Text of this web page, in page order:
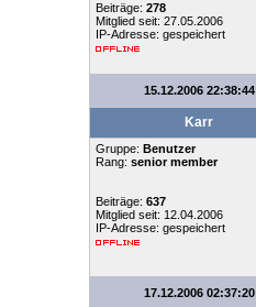
Beiträge: 278
Mitglied seit: 27.05.2006
IP-Adresse: gespeichert
15.12.2006 22:38:44
Karr
Gruppe: Benutzer
Rang: senior member
Beiträge: 637
Mitglied seit: 12.04.2006
IP-Adresse: gespeichert
17.12.2006 02:37:20